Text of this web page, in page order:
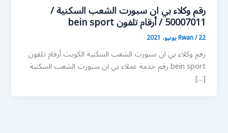
رقم وكلاء بي ان سبورت الشعب السكنية /
50007011 / أرقام تلفون bein sport
Rwan/22 يونيو، 2021
رقم وكلاء بي ان سبورت الشعب السكنية الكويت أرقام تلفون
bein sport رقم خدمة عملاء بي ان سبورت الشعب السكنية
[…]